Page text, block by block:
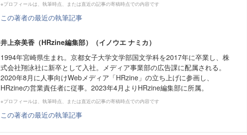
※プロフィールは、執筆時点、または直近の記事の寄稿時点での内容です
この著者の最近の執筆記事
井上奈美香（HRzine編集部）（イノウエ ナミカ）
1994年宮崎県生まれ。京都女子大学文学部国文学科を2017年に卒業し、株
式会社翔泳社に新卒として入社。メディア事業部の広告課に配属される。
2020年8月に人事向けWebメディア「HRzine」の立ち上げに参画し、
HRzineの営業責任者に従事。2023年4月よりHRzine編集部に所属。
※プロフィールは、執筆時点、または直近の記事の寄稿時点での内容です
この著者の最近の執筆記事